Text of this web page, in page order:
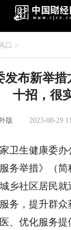
口 >
发布新举
十招，很
版 2023-08-29
卫生健康委
务举措》（简
乡社区居民
务，提升群
、优化服务提